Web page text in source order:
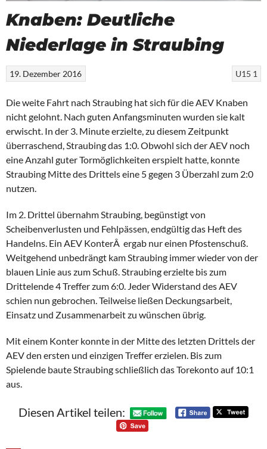
Knaben: Deutliche
Niederlage in Straubing
U15 1
19. Dezember 2016
Die weite Fahrt nach Straubing hat sich für die AEV Knaben
nicht gelohnt. Nach guten Anfangsminuten wurden sie kalt
erwischt. In der 3. Minute erzielte, zu diesem Zeitpunkt
überraschend, Straubing das 1:0. Obwohl sich der AEV noch
eine Anzahl guter Tormöglichkeiten erspielt hatte, konnte
Straubing Mitte des Drittels eine 5 gegen 3 Überzahl zum 2:0
nutzen.
Im 2. Drittel übernahm Straubing, begünstigt von
Scheibenverlusten und Fehlpässen, endgültig das Heft des
Handelns. Ein AEV KonterÂ ergab nur einen Pfostenschuß.
Weitgehend unbedrängt kam Straubing immer wieder von der
blauen Linie aus zum Schuß. Straubing erzielte bis zum
Drittelende 4 Treffer zum 6:0. Jeder Widerstand des AEV
schien nun gebrochen. Teilweise ließen Deckungsarbeit,
Einsatz und Zusammenarbeit zu wünschen übrig.
Mit einem Konter konnte in der Mitte des letzten Drittels der
AEV den ersten und einzigen Treffer erzielen. Bis zum
Spielende baute Straubing schließlich das Torekonto auf 10:1
aus.
Diesen Artikel teilen: